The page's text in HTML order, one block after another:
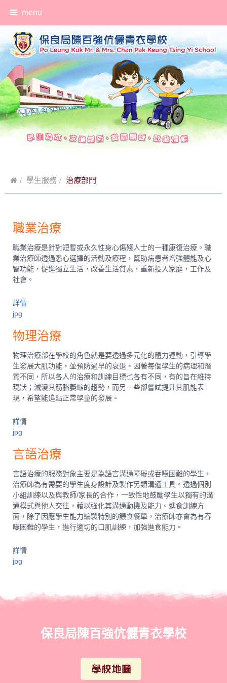
menu
學生服務 治療部門
職業治療
職業治療是針對短暫或永久性身心傷殘人士的一種康復治療。職
業治療師透過悉心選擇的活動及療程，幫助病患者增強體能及心
智功能，促進獨立生活，改善生活質素，重新投入家庭，工作及
社會。
詳情
jpg
物理治療
物理治療部在學校的角色就是要透過多元化的體力運動，引導學
生發展大肌功能，並預防過早的衰退。因著每個學生的病理和潛
質不同，所以各人的治療和訓練目標也各有不同，有的旨在維持
現狀；減漫其筋胳萎縮的趨勢，而另一些卻嘗試提升其肌能表
現，希望能追貼正常學童的發展。
詳情
jpg
言語治療
言語治療的服務對象主要是為語言溝通障礙或吞嚥困難的學生，
治療師為有需要的學生度身設計及製作另類溝通工具。透過個別
小組訓練以及與教師/家長的合作，一致性地鼓勵學生以獨有的溝
通模式與他人交往，藉以強化其溝通動機及能力。進食訓練方
面，除了因應學生能力編製特別的餵食餐單，治療師亦會為有吞
嚥困難的學生，進行適切的口肌訓練，加強進食能力。
詳情
jpg
保良局陳百強伉儷青衣學校